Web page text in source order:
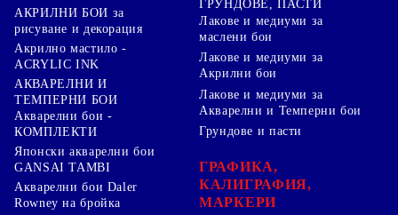
АКРИЛНИ БОИ за
рисуване и декорация
Акрилно мастило -
ACRYLIC INK
АКВАРЕЛНИ И
ТЕМПЕРНИ БОИ
Акварелни бои -
КОМПЛЕКТИ
Японски акварелни бои
GANSAI TAMBI
Акварелни бои Daler
Rowney на бройка
ГРУНДОВЕ, ПАСТИ
Лакове и медиуми за
маслени бои
Лакове и медиуми за
Акрилни бои
Лакове и медиуми за
Акварелни и Темперни бои
Грундове и пасти
ГРАФИКА,
КАЛИГРАФИЯ,
МАРКЕРИ